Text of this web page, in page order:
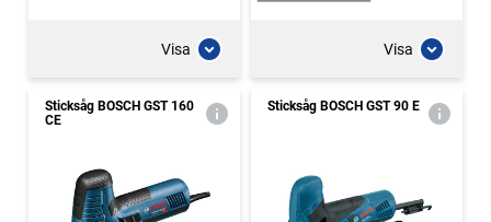
Visa Visa
Sticksåg BOSCH GST 160
CE
Sticksåg BOSCH GST 90 E